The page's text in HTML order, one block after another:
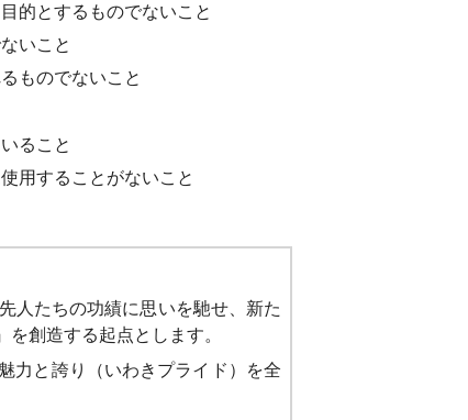
的とするものでないこと
いこと
ものでないこと
ること
用することがないこと
人たちの功績に思いを馳せ、新た
創造する起点とします。
と誇り（いわきプライド）を全